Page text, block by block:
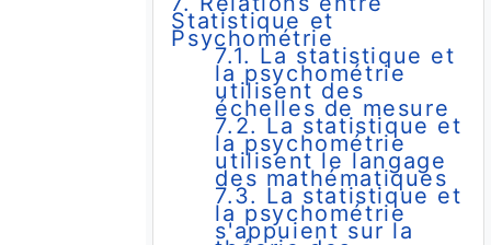
Statistique et
Psychométrie
7.1. La statistique et
la psychométrie
utilisent des
échelles de mesure
7.2. La statistique et
la psychométrie
utilisent le langage
des mathématiques
7.3. La statistique et
la psychométrie
s'appuient sur la